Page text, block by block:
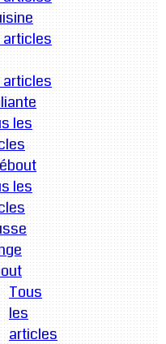
articles
articles
les
les
Tous
les
articles